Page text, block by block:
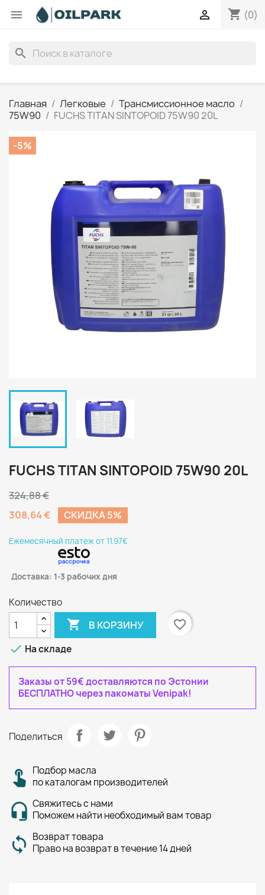
 shopping_cart (0)

search
Главная Легковые
Трансмиссионное масло
75W90
FUCHS TITAN SINTOPOID 75W90 20L
-5%
FUCHS TITAN SINTOPOID 75W90 20L
324,88 €
308,64 €
CКИДКА 5%
Eжемесячный платеж от 11.97€
Доставка: 1-3 рабочих дня
Количество
 В КОРЗИНУ
favorite_border
 На складе
Заказы от 59€ доставляются по Эстонии
БЕСПЛАТНО через пакоматы Venipak!
Поделиться
Подбор масла
по каталогам производителей
Свяжитесь с нами
Поможем найти необходимый вам товар
Возврат товара
Право на возврат в течение 14 дней